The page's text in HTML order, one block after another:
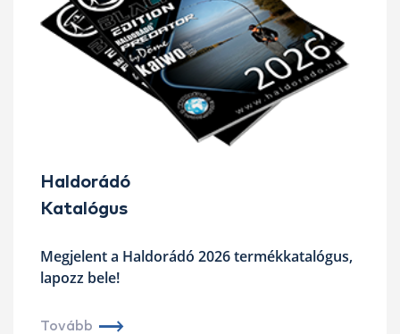
Haldorádó
Katalógus
Megjelent a Haldorádó 2026 termékkatalógus,
lapozz bele!
Tovább